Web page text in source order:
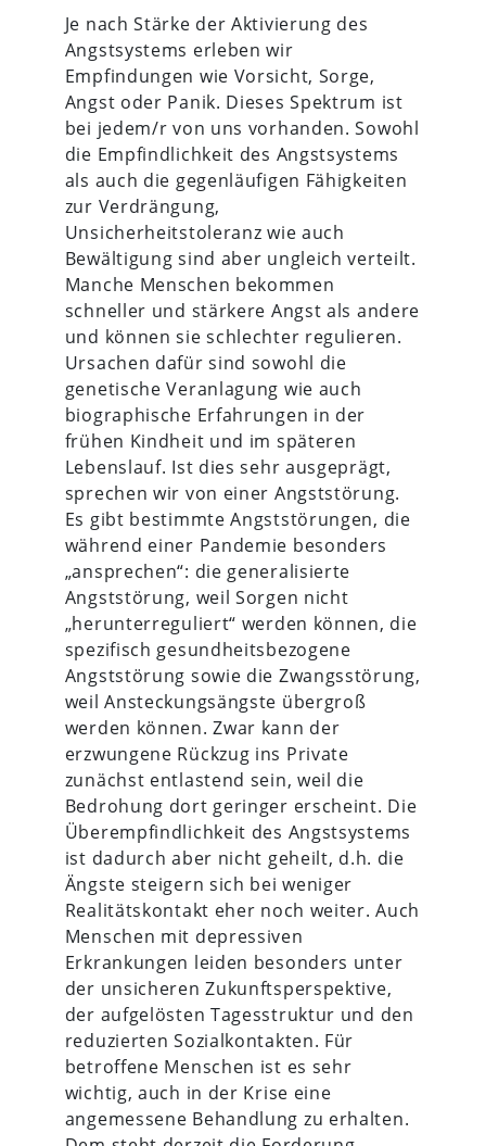
Je nach Stärke der Aktivierung des
Angstsystems erleben wir
Empfindungen wie Vorsicht, Sorge,
Angst oder Panik. Dieses Spektrum ist
bei jedem/r von uns vorhanden. Sowohl
die Empfindlichkeit des Angstsystems
als auch die gegenläufigen Fähigkeiten
zur Verdrängung,
Unsicherheitstoleranz wie auch
Bewältigung sind aber ungleich verteilt.
Manche Menschen bekommen
schneller und stärkere Angst als andere
und können sie schlechter regulieren.
Ursachen dafür sind sowohl die
genetische Veranlagung wie auch
biographische Erfahrungen in der
frühen Kindheit und im späteren
Lebenslauf. Ist dies sehr ausgeprägt,
sprechen wir von einer Angststörung.
Es gibt bestimmte Angststörungen, die
während einer Pandemie besonders
„ansprechen“: die generalisierte
Angststörung, weil Sorgen nicht
„herunterreguliert“ werden können, die
spezifisch gesundheitsbezogene
Angststörung sowie die Zwangsstörung,
weil Ansteckungsängste übergroß
werden können. Zwar kann der
erzwungene Rückzug ins Private
zunächst entlastend sein, weil die
Bedrohung dort geringer erscheint. Die
Überempfindlichkeit des Angstsystems
ist dadurch aber nicht geheilt, d.h. die
Ängste steigern sich bei weniger
Realitätskontakt eher noch weiter. Auch
Menschen mit depressiven
Erkrankungen leiden besonders unter
der unsicheren Zukunftsperspektive,
der aufgelösten Tagesstruktur und den
reduzierten Sozialkontakten. Für
betroffene Menschen ist es sehr
wichtig, auch in der Krise eine
angemessene Behandlung zu erhalten.